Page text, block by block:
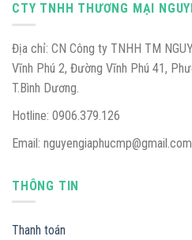
CTY TNHH THƯƠNG MẠI
Địa chỉ: CN Công ty TNHH TM
Vĩnh Phú 2, Đường Vĩnh Phú 41,
T.Bình Dương.
Hotline: 0906.379.126
Email: nguyengiaphucmp@gmail.com
THÔNG TIN
Thanh toán